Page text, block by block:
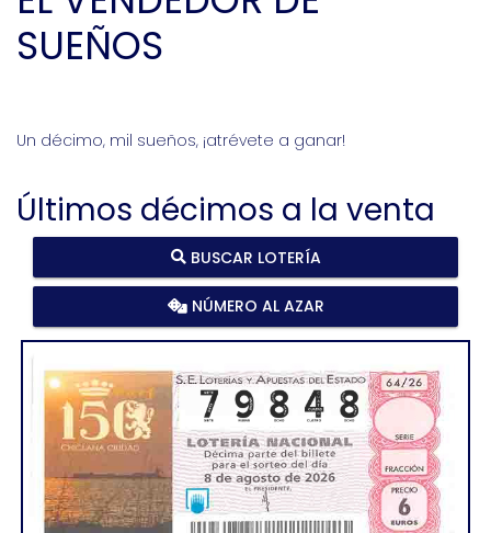
SUEÑOS
Un décimo, mil sueños, ¡atrévete a ganar!
Últimos décimos a la venta
BUSCAR LOTERÍA
NÚMERO AL AZAR